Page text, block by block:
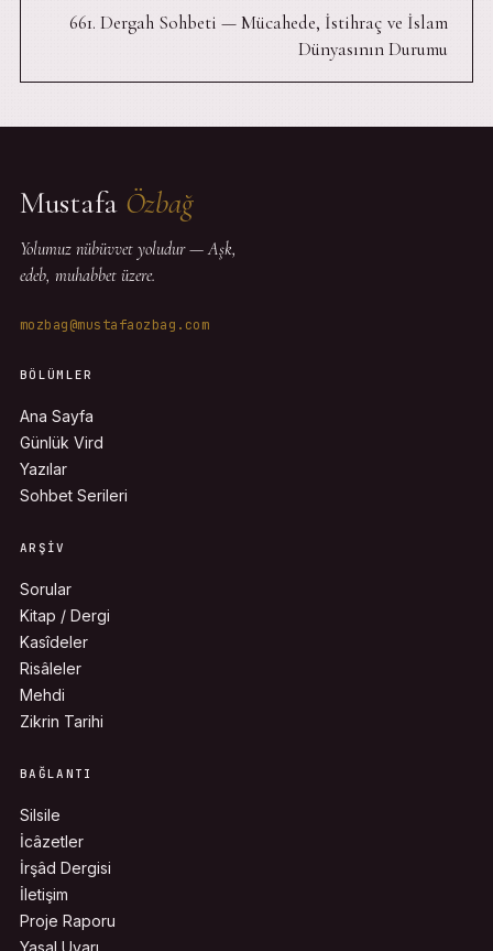
661. Dergah Sohbeti — Mücahede, İstihraç ve İslam
Dünyasının Durumu
Mustafa Özbağ
Yolumuz nübüvvet yoludur — Aşk,
edeb, muhabbet üzere.
mozbag@mustafaozbag.com
BÖLÜMLER
Ana Sayfa
Günlük Vird
Yazılar
Sohbet Serileri
ARŞIV
Sorular
Kitap / Dergi
Kasîdeler
Risâleler
Mehdi
Zikrin Tarihi
BAĞLANTI
Silsile
İcâzetler
İrşâd Dergisi
İletişim
Proje Raporu